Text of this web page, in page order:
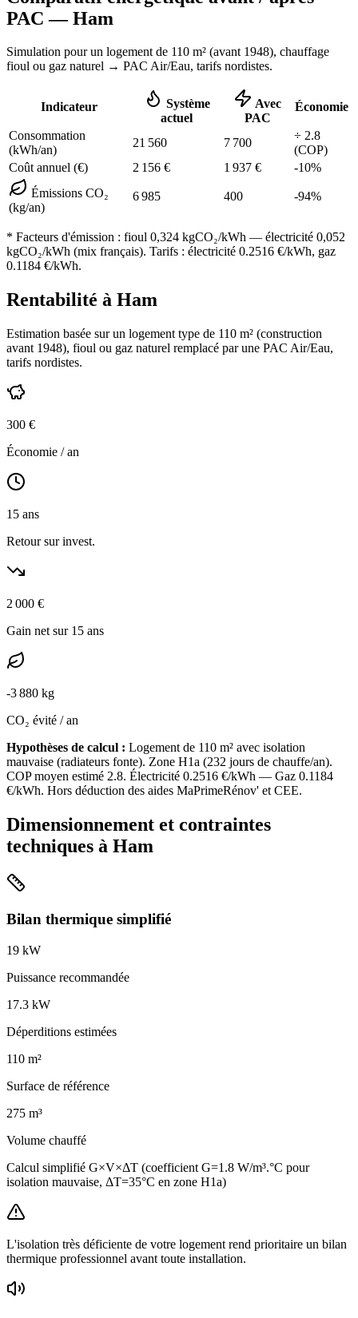
PAC —Ham
Simulation pour un logement de 110 m² (avant 1948), chauffage
fioul ou gaz naturel → PAC Air/Eau, tarifs nordistes.
Indicateur
Système
actuel
Avec
PAC
Économie
Consommation
(kWh/an)
21 560 7 700
÷ 2.8
(COP)
Coût annuel (€)
2 156 € 1 937 € -10%
Émissions CO₂
(kg/an)
6 985 400 -94%
* Facteurs d'émission : fioul 0,324 kgCO₂/kWh — électricité 0,052
kgCO₂/kWh (mix français). Tarifs : électricité 0.2516 €/kWh, gaz
0.1184 €/kWh.
Rentabilité à Ham
Estimation basée sur un logement type de 110 m² (construction
avant 1948), fioul ou gaz naturel remplacé par une PAC Air/Eau,
tarifs nordistes.
300 €
Économie / an
15 ans
Retour sur invest.
2 000 €
Gain net sur 15 ans
-3 880 kg
CO₂ évité / an
Hypothèses de calcul : Logement de 110 m² avec isolation
mauvaise (radiateurs fonte). Zone H1a (232 jours de chauffe/an).
COP moyen estimé 2.8. Électricité 0.2516 €/kWh — Gaz 0.1184
€/kWh. Hors déduction des aides MaPrimeRénov' et CEE.
Dimensionnement et contraintes
techniques à Ham
Bilan thermique simplifié
19 kW
Puissance recommandée
17.3 kW
Déperditions estimées
110 m²
Surface de référence
275 m³
Volume chauffé
Calcul simplifié G×V×ΔT (coefficient G=1.8 W/m³.°C pour
isolation mauvaise, ΔT=35°C en zone H1a)
L'isolation très déficiente de votre logement rend prioritaire un bilan
thermique professionnel avant toute installation.